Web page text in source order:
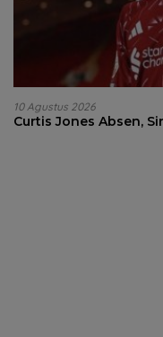
10 Agustus 2026
Curtis Jones Absen,